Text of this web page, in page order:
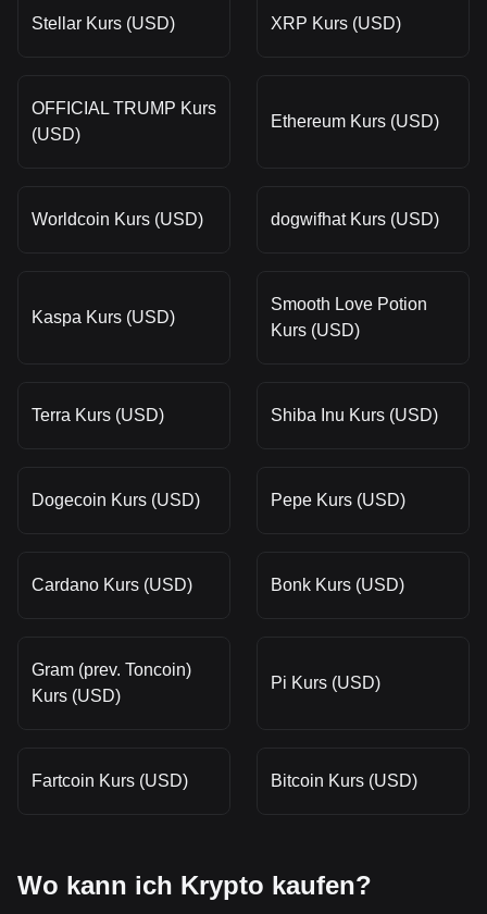
Stellar Kurs (USD) XRP Kurs (USD)
OFFICIAL TRUMP Kurs
(USD)
Ethereum Kurs (USD)
Worldcoin Kurs (USD) dogwifhat Kurs (USD)
Kaspa Kurs (USD)
Smooth Love Potion
Kurs (USD)
Terra Kurs (USD) Shiba Inu Kurs (USD)
Dogecoin Kurs (USD) Pepe Kurs (USD)
Cardano Kurs (USD) Bonk Kurs (USD)
Gram (prev. Toncoin)
Kurs (USD)
Pi Kurs (USD)
Fartcoin Kurs (USD) Bitcoin Kurs (USD)
Wo kann ich Krypto kaufen?